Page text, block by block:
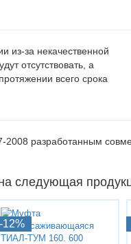
из-за некачественной
отсутствовать, а
всего срока
разработанным
следующая
-12%